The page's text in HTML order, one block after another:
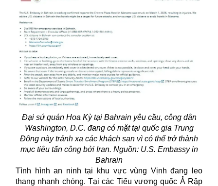
Đại sứ quán Hoa Kỳ tại Bahrain yêu cầu, công dân
Washington, D.C. đang có mặt tại quốc gia Trung
Đông này tránh xa các khách sạn vì có thể trở thành
mục tiêu tấn công bởi Iran. Nguồn: U.S. Embassy in
Bahrain
Tình hình an ninh tại khu vực vùng Vịnh đang leo
thang nhanh chóng. Tại các Tiểu vương quốc Ả Rập